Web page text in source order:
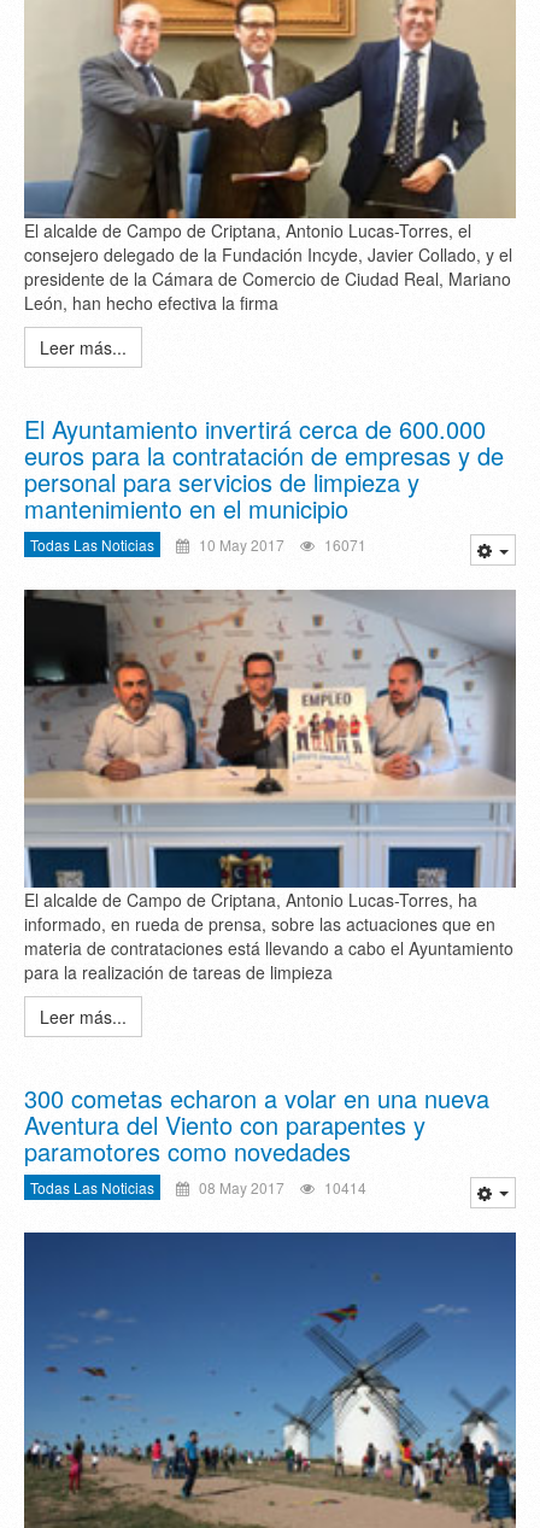
El alcalde de Campo de Criptana, Antonio Lucas-Torres, el
consejero delegado de la Fundación Incyde, Javier Collado, y el
presidente de la Cámara de Comercio de Ciudad Real, Mariano
León, han hecho efectiva la firma
Leer más...
El Ayuntamiento invertirá cerca de 600.000
euros para la contratación de empresas y de
personal para servicios de limpieza y
mantenimiento en el municipio
Todas Las Noticias 10 May 2017 16071
El alcalde de Campo de Criptana, Antonio Lucas-Torres, ha
informado, en rueda de prensa, sobre las actuaciones que en
materia de contrataciones está llevando a cabo el Ayuntamiento
para la realización de tareas de limpieza
Leer más...
300 cometas echaron a volar en una nueva
Aventura del Viento con parapentes y
paramotores como novedades
Todas Las Noticias 08 May 2017 10414